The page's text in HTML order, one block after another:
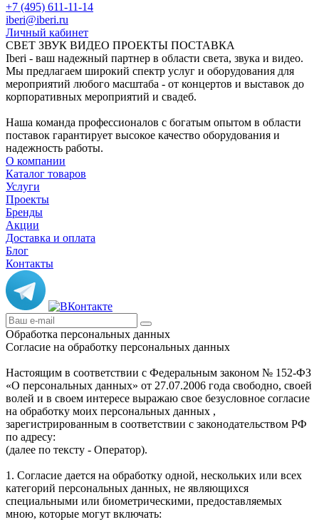
+7 (495) 611-11-14
iberi@iberi.ru
Личный кабинет
СВЕТ ЗВУК ВИДЕО ПРОЕКТЫ ПОСТАВКА
Iberi - ваш надежный партнер в области света, звука и видео.
Мы предлагаем широкий спектр услуг и оборудования для
мероприятий любого масштаба - от концертов и выставок до
корпоративных мероприятий и свадеб.
Наша команда профессионалов с богатым опытом в области
поставок гарантирует высокое качество оборудования и
надежность работы.
О компании
Каталог товаров
Услуги
Проекты
Бренды
Акции
Доставка и оплата
Блог
Контакты
Обработка персональных данных
Согласие на обработку персональных данных
Настоящим в соответствии с Федеральным законом № 152-ФЗ
«О персональных данных» от 27.07.2006 года свободно, своей
волей и в своем интересе выражаю свое безусловное согласие
на обработку моих персональных данных ,
зарегистрированным в соответствии с законодательством РФ
по адресу:
(далее по тексту - Оператор).
1. Согласие дается на обработку одной, нескольких или всех
категорий персональных данных, не являющихся
специальными или биометрическими, предоставляемых
мною, которые могут включать: